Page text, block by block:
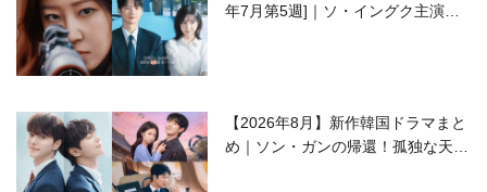
年7月第5週]｜ソ・イングク主演の
【2026年8月】新作韓国ドラマまと
め｜ソン・ガンの帰還！孤独な天才